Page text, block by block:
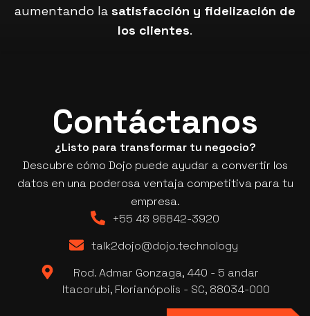
aumentando la satisfacción y fidelización de
los clientes.
Contáctanos
¿Listo para transformar tu negocio?
Descubre cómo Dojo puede ayudar a convertir los
datos en una poderosa ventaja competitiva para tu
empresa.
+55 48 98842-3920
talk2dojo@dojo.technology
Rod. Admar Gonzaga, 440 - 5 andar
Itacorubi, Florianópolis - SC, 88034-000